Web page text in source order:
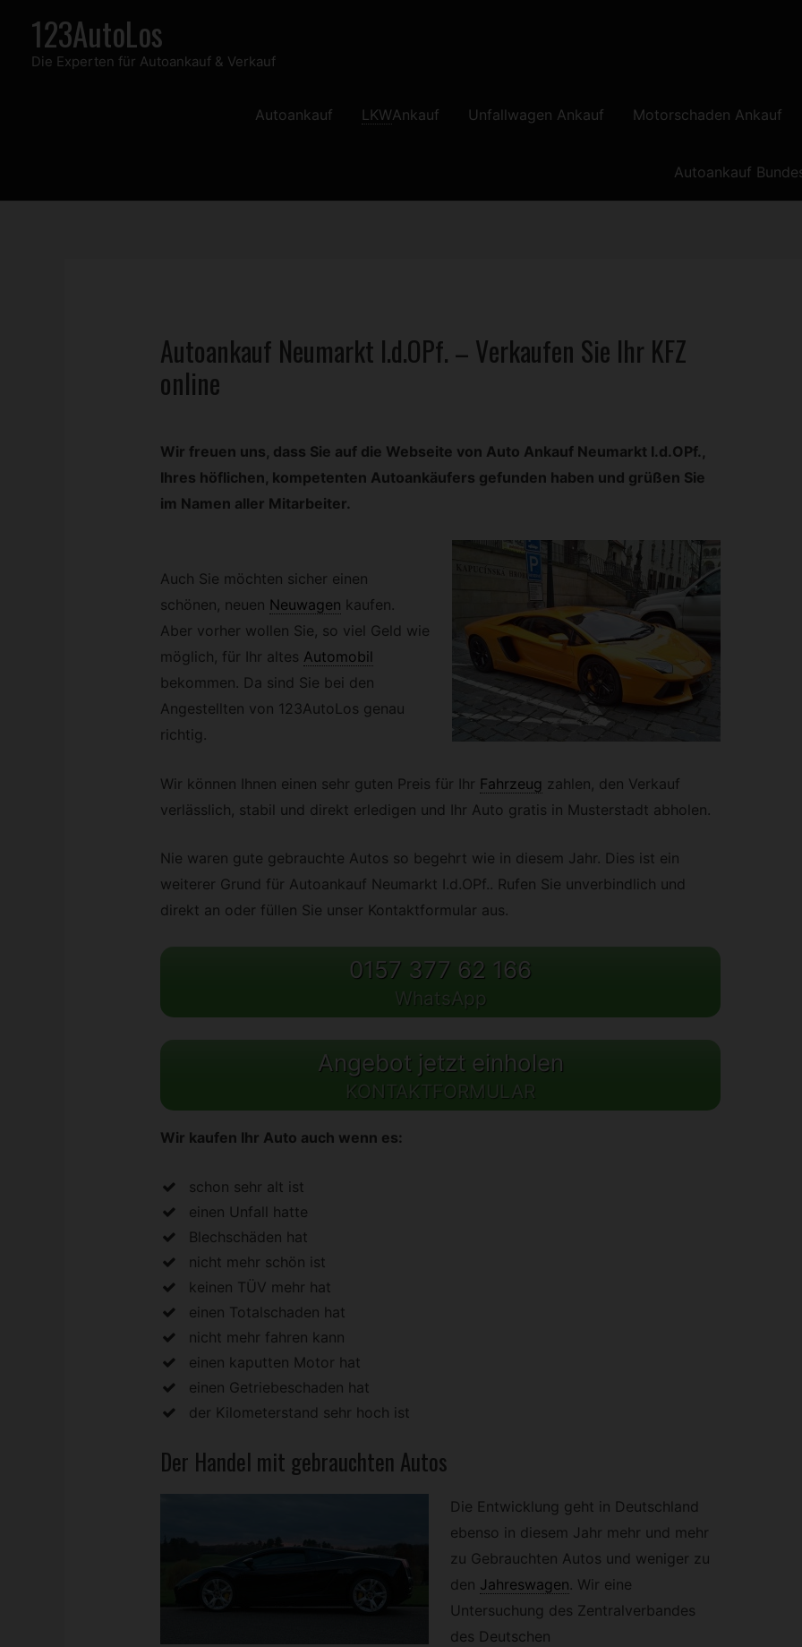
springen
123AutoLos
Die Experten für Autoankauf & Verkauf
Autoankauf LKWAnkauf Unfallwagen Ankauf Motorschaden Ankauf
Autoankauf
Autoankauf Neumarkt I.d.OPf. – Verkaufen Sie Ihr KFZ
online
Wir freuen uns, dass Sie auf die Webseite von Auto Ankauf Neumarkt I.d.OPf.,
Ihres höflichen, kompetenten Autoankäufers gefunden haben und grüßen Sie
im Namen aller Mitarbeiter.
Auch Sie möchten sicher einen
schönen, neuen Neuwagen kaufen.
Aber vorher wollen Sie, so viel Geld wie
möglich, für Ihr altes Automobil
bekommen. Da sind Sie bei den
Angestellten von 123AutoLos genau
richtig.
Wir können Ihnen einen sehr guten Preis für Ihr Fahrzeug zahlen, den Verkauf
verlässlich, stabil und direkt erledigen und Ihr Auto gratis in Musterstadt abholen.
Nie waren gute gebrauchte Autos so begehrt wie in diesem Jahr. Dies ist ein
weiterer Grund für Autoankauf Neumarkt I.d.OPf.. Rufen Sie unverbindlich und
direkt an oder füllen Sie unser Kontaktformular aus.
0157 377 62 166
WhatsApp
Angebot jetzt einholen
KONTAKTFORMULAR
Wir kaufen Ihr Auto auch wenn es:
schon sehr alt ist
einen Unfall hatte
Blechschäden hat
nicht mehr schön ist
keinen TÜV mehr hat
einen Totalschaden hat
nicht mehr fahren kann
einen kaputten Motor hat
einen Getriebeschaden hat
der Kilometerstand sehr hoch ist
Der Handel mit gebrauchten Autos
Die Entwicklung geht in Deutschland
ebenso in diesem Jahr mehr und mehr
zu Gebrauchten Autos und weniger zu
den Jahreswagen. Wir eine
Untersuchung des Zentralverbandes
des Deutschen